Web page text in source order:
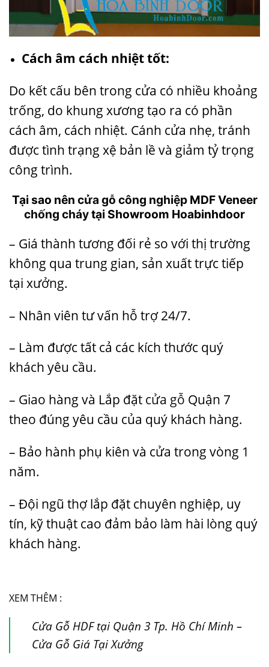
Cách âm cách nhiệt tốt:
Do kết cấu bên trong cửa có nhiều khoảng
trống, do khung xương tạo ra có phần
cách âm, cách nhiệt. Cánh cửa nhẹ, tránh
được tình trạng xệ bản lề và giảm tỷ trọng
công trình.
Tại sao nên cửa gỗ công nghiệpMDF Veneer
chống cháytại Showroom Hoabinhdoor
– Giá thành tương đối rẻ so với thị trường
không qua trung gian, sản xuất trực tiếp
tại xưởng.
– Nhân viên tư vấn hỗ trợ 24/7.
– Làm được tất cả các kích thước quý
khách yêu cầu.
– Giao hàng và Lắp đặt cửa gỗ Quận 7
theo đúng yêu cầu của quý khách hàng.
– Bảo hành phụ kiên và cửa trong vòng 1
năm.
– Đội ngũ thợ lắp đặt chuyên nghiệp, uy
tín, kỹ thuật cao đảm bảo làm hài lòng quý
khách hàng.
XEM THÊM :
Cửa Gỗ HDF tại Quận 3 Tp. Hồ Chí Minh –
Cửa Gỗ Giá Tại Xưởng